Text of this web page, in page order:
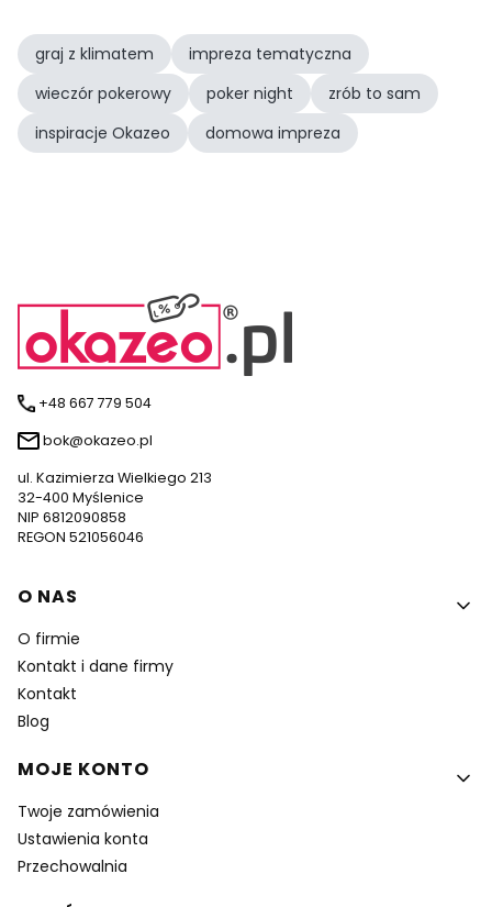
graj z klimatem
impreza tematyczna
wieczór pokerowy
poker night
zrób to sam
inspiracje Okazeo
domowa impreza
+48 667 779 504
bok@okazeo.pl
ul. Kazimierza Wielkiego 213
32-400 Myślenice
NIP 6812090858
REGON 521056046
Linki w stopce
O NAS
O firmie
Kontakt i dane firmy
Kontakt
Blog
MOJE KONTO
Twoje zamówienia
Ustawienia konta
Przechowalnia